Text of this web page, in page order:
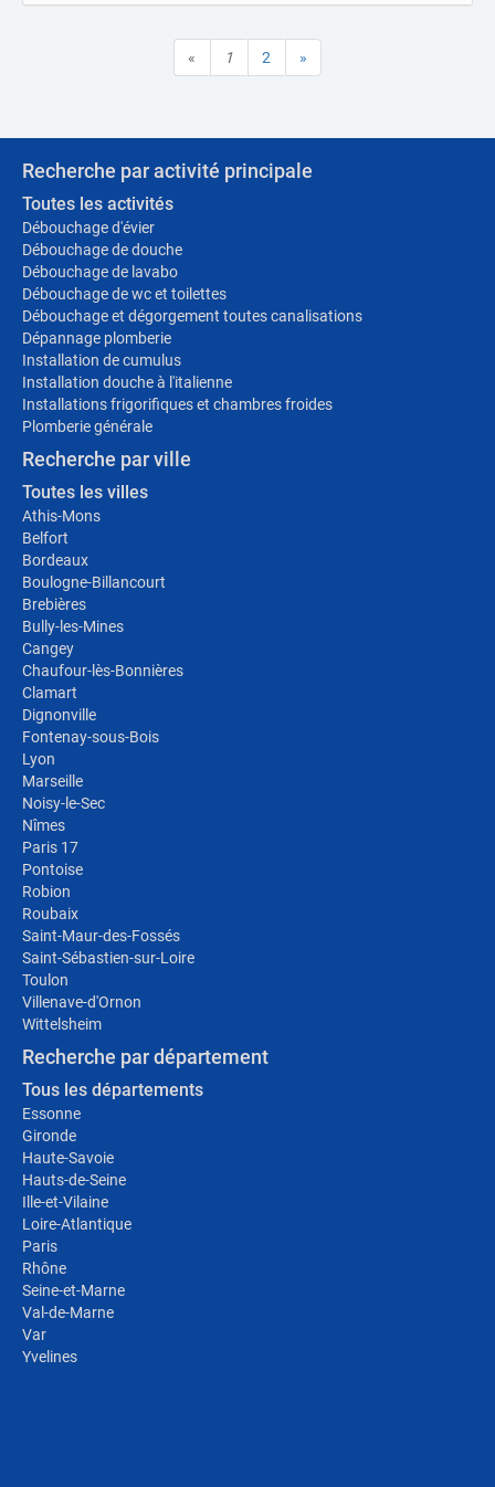
« 1 2 »
Recherche par activité principale
Toutes les activités
Débouchage d'évier
Débouchage de douche
Débouchage de lavabo
Débouchage de wc et toilettes
Débouchage et dégorgement toutes canalisations
Dépannage plomberie
Installation de cumulus
Installation douche à l'italienne
Installations frigorifiques et chambres froides
Plomberie générale
Recherche par ville
Toutes les villes
Athis-Mons
Belfort
Bordeaux
Boulogne-Billancourt
Brebières
Bully-les-Mines
Cangey
Chaufour-lès-Bonnières
Clamart
Dignonville
Fontenay-sous-Bois
Lyon
Marseille
Noisy-le-Sec
Nîmes
Paris 17
Pontoise
Robion
Roubaix
Saint-Maur-des-Fossés
Saint-Sébastien-sur-Loire
Toulon
Villenave-d'Ornon
Wittelsheim
Recherche par département
Tous les départements
Essonne
Gironde
Haute-Savoie
Hauts-de-Seine
Ille-et-Vilaine
Loire-Atlantique
Paris
Rhône
Seine-et-Marne
Val-de-Marne
Var
Yvelines